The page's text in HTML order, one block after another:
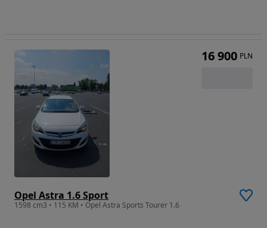
Opel Astra 1.6 Sport
1598 cm3 • 115 KM • Opel Astra Sports Tourer 1.6
16 900 PLN